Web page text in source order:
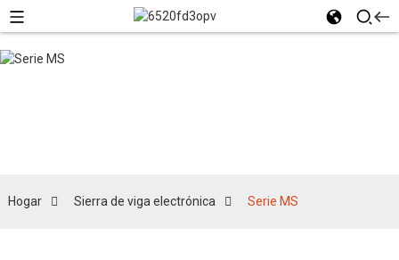
Hogar Sierra de viga electrónica Serie MS